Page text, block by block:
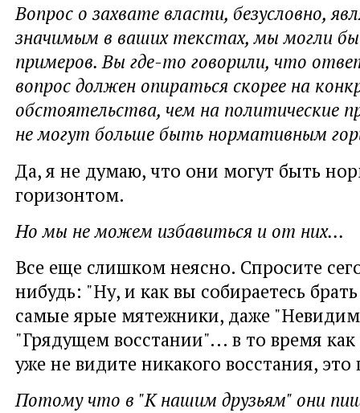
Вопрос о захвате власти, безусловно,
значимым в ваших текстах, мы могли бы
примеров. Вы где-то говорили, что
вопрос должен опираться скорее на
обстоятельства, чем на политические
не могут больше быть нормативным
Да, я не думаю, что они могут быть
горизонтом.
Но мы не можем избавиться и от них...
Все еще слишком неясно. Спросите
нибудь: "Ну, и как вы собираетесь
самые ярые мятежники, даже
"Грядущем восстании"... в то время
уже не видите никакого восстания, это
Потому что в "К нашим друзьям" они